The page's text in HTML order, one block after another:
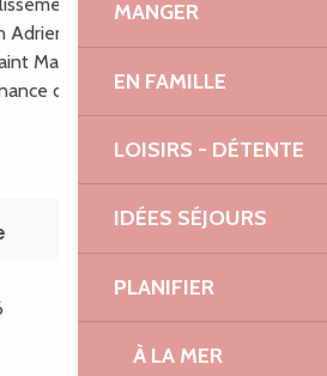
MANGER
EN FAMILLE
LOISIRS - DÉTENTE
IDÉES SÉJOURS
PLANIFIER
À LA MER
vers Rhian/Rhien
ce qui semble
Maudez, débarqué sur la
d'Irlande, aurait eu un...